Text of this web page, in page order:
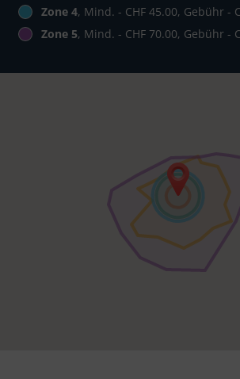
Zone 4, Mind. - CHF 45.00, Gebühr -
Zone 5, Mind. - CHF 70.00, Gebühr -